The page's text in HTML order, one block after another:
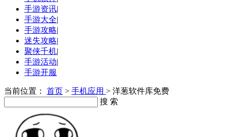
手游资讯|
手游大全|
手游攻略|
迷失攻略|
聚侠千机|
手游活动|
手游开服
当前位置： 首页 > 手机应用 > 洋葱软件库免费
搜 索